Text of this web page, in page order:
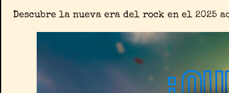
Descubre la nueva era del rock en el 2025